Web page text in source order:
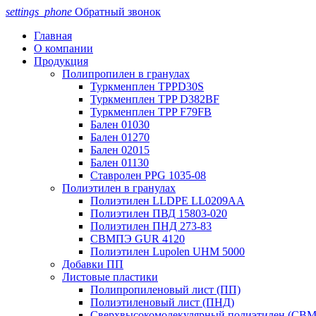
settings_phone Обратный звонок
Главная
О компании
Продукция
Полипропилен в гранулах
Туркменплен TPPD30S
Туркменплен TPP D382BF
Туркменплен TPP F79FB
Бален 01030
Бален 01270
Бален 02015
Бален 01130
Ставролен PPG 1035-08
Полиэтилен в гранулах
Полиэтилен LLDPE LL0209AA
Полиэтилен ПВД 15803-020
Полиэтилен ПНД 273-83
СВМПЭ GUR 4120
Полиэтилен Lupolen UHM 5000
Добавки ПП
Листовые пластики
Полипропиленовый лист (ПП)
Полиэтиленовый лист (ПНД)